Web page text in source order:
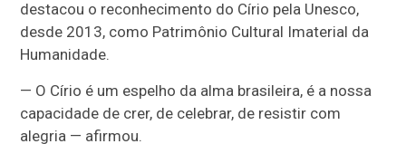
destacou o reconhecimento do Círio pela Unesco,
desde 2013, como Patrimônio Cultural Imaterial da
Humanidade.
— O Círio é um espelho da alma brasileira, é a nossa
capacidade de crer, de celebrar, de resistir com
alegria — afirmou.